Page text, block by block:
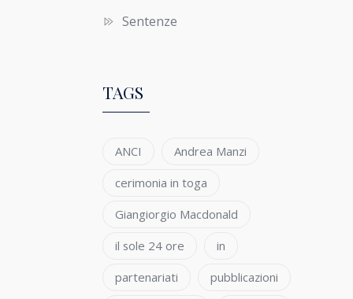
Sentenze
TAGS
ANCI
Andrea Manzi
cerimonia in toga
Giangiorgio Macdonald
il sole 24 ore
in
partenariati
pubblicazioni